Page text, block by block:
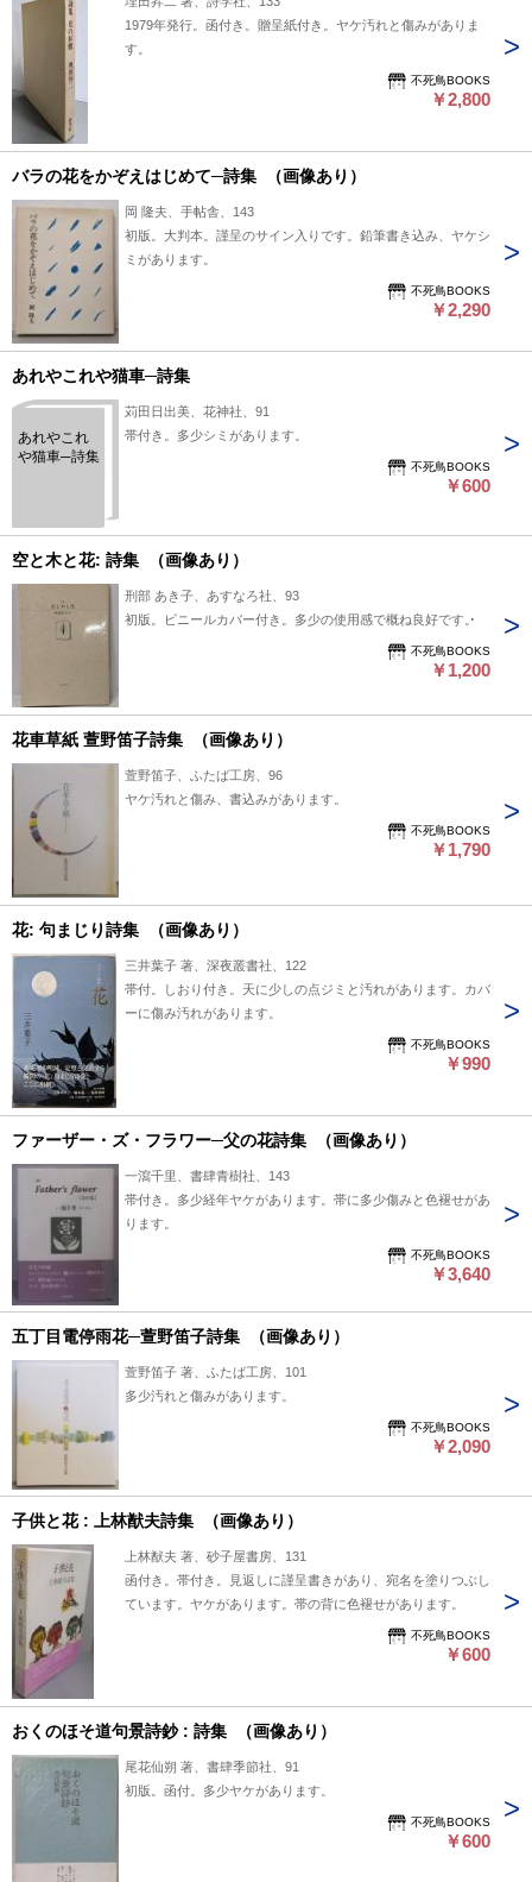
1979年発行。函付き。贈呈紙付き。ヤケ汚れと傷みがありま
す。
不死鳥BOOKS
￥2,800
バラの花をかぞえはじめて─詩集 （画像あり）
岡 隆夫、手帖舎、143
初版。大判本。謹呈のサイン入りです。鉛筆書き込み、ヤケシ
ミがあります。
不死鳥BOOKS
￥2,290
あれやこれや猫車─詩集
あれやこれ
や猫車─詩集
苅田日出美、花神社、91
帯付き。多少シミがあります。
不死鳥BOOKS
￥600
空と木と花: 詩集 （画像あり）
刑部 あき子、あすなろ社、93
初版。ビニールカバー付き。多少の使用感で概ね良好です。
不死鳥BOOKS
￥1,200
花車草紙 萱野笛子詩集 （画像あり）
萱野笛子、ふたば工房、96
ヤケ汚れと傷み、書込みがあります。
不死鳥BOOKS
￥1,790
花: 句まじり詩集 （画像あり）
三井葉子 著、深夜叢書社、122
帯付。しおり付き。天に少しの点ジミと汚れがあります。カバ
ーに傷み汚れがあります。
不死鳥BOOKS
￥990
ファーザー・ズ・フラワー─父の花詩集 （画像あり）
一瀉千里、書肆青樹社、143
帯付き。多少経年ヤケがあります。帯に多少傷みと色褪せがあ
ります。
不死鳥BOOKS
￥3,640
五丁目電停雨花─萱野笛子詩集 （画像あり）
萱野笛子 著、ふたば工房、101
多少汚れと傷みがあります。
不死鳥BOOKS
￥2,090
子供と花 : 上林猷夫詩集 （画像あり）
上林猷夫 著、砂子屋書房、131
函付き。帯付き。見返しに謹呈書きがあり、宛名を塗りつぶし
ています。ヤケがあります。帯の背に色褪せがあります。
不死鳥BOOKS
￥600
おくのほそ道句景詩鈔 : 詩集 （画像あり）
尾花仙朔 著、書肆季節社、91
初版。函付。多少ヤケがあります。
不死鳥BOOKS
￥600